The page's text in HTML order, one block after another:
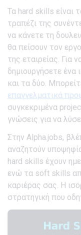
Τα hard skills είναι
τραπέζι της
να κάνετε τη
θα πείσουν τον
της εταιρείας. Για
δημιουργήσετε ένα
και τα δύο.
επαγγελματικά
συγκεκριμένα
γνώσεις για να
Στην Alpha.jobs,
αναζητούν
hard skills έχουν
ενώ τα soft skills
καριέρας σας. Η
στρατηγική που